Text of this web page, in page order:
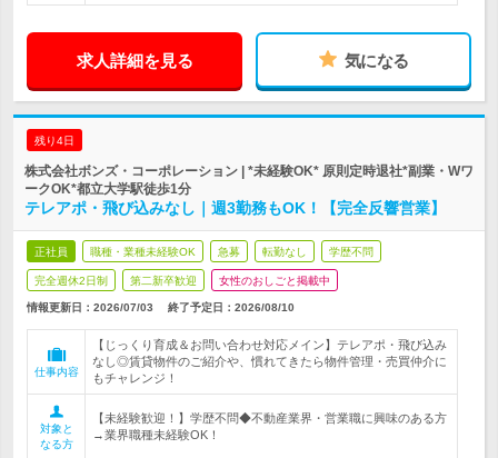
求人詳細を見る 気になる
残り4日
株式会社ボンズ・コーポレーション | *未経験OK* 原則定時退社*副業・Wワ
ークOK*都立大学駅徒歩1分
テレアポ・飛び込みなし｜週3勤務もOK！【完全反響営業】
正社員 職種・業種未経験OK 急募 転勤なし 学歴不問
完全週休2日制 第二新卒歓迎 女性のおしごと掲載中
情報更新日：2026/07/03 終了予定日： 2026/08/10
仕事内容
【じっくり育成＆お問い合わせ対応メイン】テレアポ・飛び込み
なし◎賃貸物件のご紹介や、慣れてきたら物件管理・売買仲介に
もチャレンジ！
対象と
なる方
【未経験歓迎！】学歴不問◆不動産業界・営業職に興味のある方
→業界職種未経験OK！